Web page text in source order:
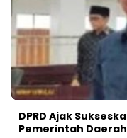
DPRD Ajak
Pemerintah Daerah